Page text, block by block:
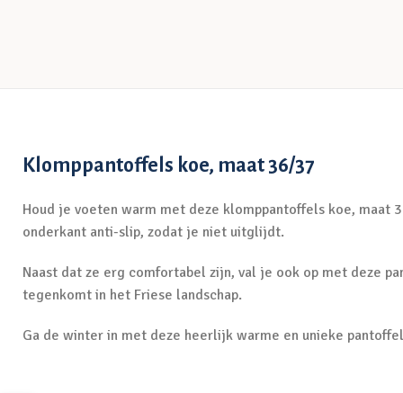
Klomppantoffels koe, maat 36/37
Houd je voeten warm met deze klomppantoffels koe, maat
onderkant anti-slip, zodat je niet uitglijdt.
Naast dat ze erg comfortabel zijn, val je ook op met deze
tegenkomt in het Friese landschap.
Ga de winter in met deze heerlijk warme en unieke